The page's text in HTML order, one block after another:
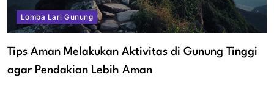
Lomba Lari Gunung
Tips Aman Melakukan Aktivitas di Gunung Tinggi
agar Pendakian Lebih Aman